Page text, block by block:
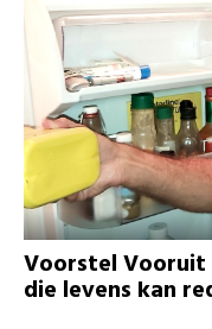
Voorstel
die levens kan